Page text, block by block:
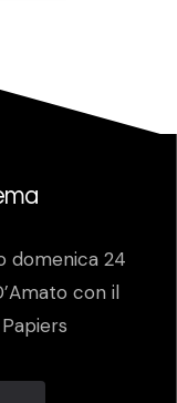
domenica 24
con il